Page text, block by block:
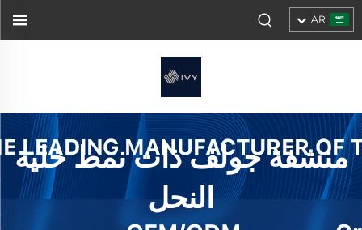
AR
منشفة جولف ذات نمط خلية
النحل